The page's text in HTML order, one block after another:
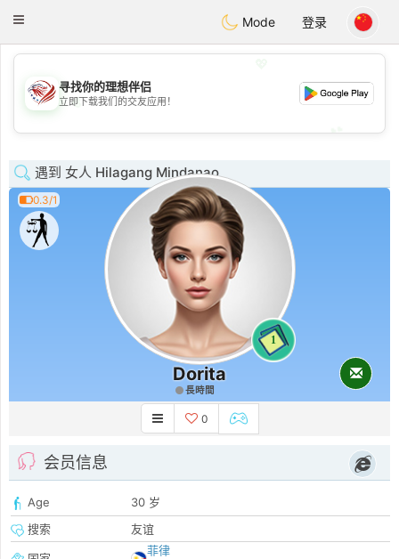
Dating
Toggle
Mode 登录
💖
寻找你的理想伴侣
立即下载我们的交友应用！
遇到 女人 Hilagang Mindanao
0.3/1
1
Dorita
長時間
0
会员信息
Age
30 岁
搜索
友谊
菲律